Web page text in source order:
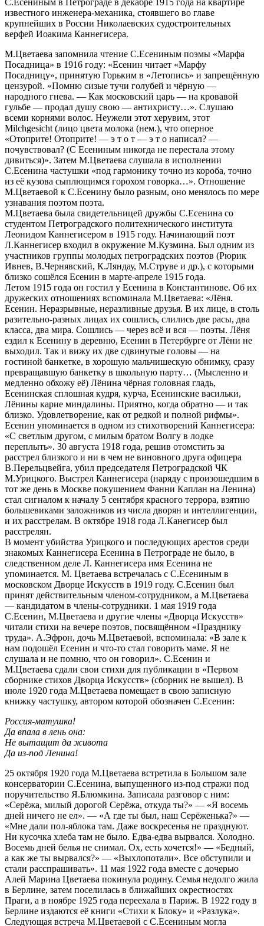
известного инженера-механика, стоявшего во главе
крупнейших в России Николаевских судостроительных
верфей Иоакима Каннегисера.
М.Цветаева запомнила чтение С.Есениным поэмы «Марфа
Посадница» в 1916 году: «Есенин читает «Марфу
Посадницу», принятую Горьким в «Летопись» и запрещённую
цензурой. «Помню сизые тучи голубей и чёрную —
народного гнева. — Как московский царь — на кровавой
гульбе — продал душу свою — антихристу…». Слушаю
всеми корнями волос. Неужели этот херувим, этот
Milchgesicht (лицо цвета молока (нем.), что оперное
«Отоприте! Отоприте! — э т о т — э т о написал? —
почувствовал? (С Есениным никогда не перестала этому
дивиться)». Затем М.Цветаева слушала в исполнении
С.Есенина частушки «под гармонику точно из короба, точно
из её кузова сыплющимся горохом говорка…». Отношение
М.Цветаевой к С.Есенину было разным, оно менялось по мере
узнавания поэтом поэта.
М.Цветаева была свидетельницей дружбы С.Есенина со
студентом Петроградского политехнического института
Леонидом Каннегисером в 1915 году. Начинающий поэт
Л.Каннегисер входил в окружение М.Кузмина. Был одним из
участников группы молодых петроградских поэтов (Рюрик
Ивнев, В.Чернявский, К.Ляндау, М.Струве и др.), с которыми
близко сошёлся Есенин в марте-апреле 1915 года.
Летом 1915 года он гостил у Есенина в Константинове. Об их
дружеских отношениях вспоминала М.Цветаева: «Лёня.
Есенин. Неразрывные, неразливные друзья. В их лице, в столь
разительно-разных лицах их сошлись, слились две расы, два
класса, два мира. Сошлись — через всё и вся — поэты. Лёня
ездил к Есенину в деревню, Есенин в Петербурге от Лёни не
выходил. Так и вижу их две сдвинутые головы — на
гостиной банкетке, в хорошую мальчишескую обнимку, сразу
превращавшую банкетку в школьную парту… (Мысленно и
медленно обхожу её) Лёнина чёрная головная гладь,
Есенинская сплошная кудря, курча, Есенинские васильки,
Лёнины карие миндалины. Приятно, когда обратно — и так
близко. Удовлетворение, как от редкой и полной рифмы».
Есенин упоминается в одном из стихотворений Каннегисера:
«С светлым другом, с милым братом Волгу в лодке
переплыть». 30 августа 1918 года, решив отомстить за
расстрел близкого и ни в чем не виновного друга офицера
В.Перельцвейга, убил председателя Петроградской ЧК
М.Урицкого. Выстрел Каннегисера (наряду с произошедшим в
тот же день в Москве покушением Фанни Каплан на Ленина)
стал сигналом к началу 5 сентября красного террора, взятию
большевиками заложников из числа дворян и интеллигенции,
и их расстрелам. В октябре 1918 года Л.Канегисер был
расстрелян.
В момент убийства Урицкого и последующих арестов среди
знакомых Каннегисера Есенина в Петрограде не было, в
следственном деле Л. Каннегисера имя Есенина не
упоминается. М. Цветаева встречалась с С.Есениным в
московском Дворце Искусств в 1919 году. С.Есенин был
принят действительным членом-сотрудником, а М.Цветаева
— кандидатом в члены-сотрудники. 1 мая 1919 года
С.Есенин, М.Цветаева и другие члены «Дворца Искусств»
читали стихи на вечере поэтов, посвящённом «Празднику
труда». А.Эфрон, дочь М.Цветаевой, вспоминала: «В зале к
нам подошёл Есенин и что-то стал говорить маме. Я не
слушала и не помню, что он говорил». С.Есенин и
М.Цветаева сдали свои стихи для публикации в «Первом
сборнике стихов Дворца Искусств» (сборник не вышел). В
июле 1920 года М.Цветаева помещает в свою записную
книжку частушку, автором которой обозначен С.Есенин:
Россия-матушка!
Да впала в лень она:
Не вытащит да живота
Да из-под Ленина!
25 октября 1920 года М.Цветаева встретила в Большом зале
консерватории С.Есенина, выпущенного из-под стражи под
поручительство Я.Блюмкина. Записала разговор с ним:
«Серёжа, милый дорогой Серёжа, откуда ты?» — «Я восемь
дней ничего не ел». — «А где ты был, наш Серёженька?» —
«Мне дали пол-яблока там. Даже воскресенья не празднуют.
Ни кусочка хлеба там не было. Едва-едва вырвался. Холодно.
Восемь дней белья не снимал. Ох, есть хочется!» — «Бедный,
а как же ты вырвался?» — «Выхлопотали». Все обступили и
стали расспрашивать». 11 мая 1922 года вместе с дочерью
Алей Марина Цветаева покинула родину. Семья недолго жила
в Берлине, затем поселилась в ближайших окрестностях
Праги, а в ноябре 1925 года переехала в Париж. В 1922 году в
Берлине издаются её книги «Стихи к Блоку» и «Разлука».
Следующая встреча М.Цветаевой с С.Есениным могла